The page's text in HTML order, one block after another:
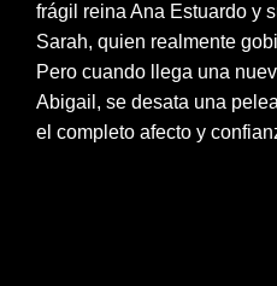
frágil reina Ana Estuardo y
Sarah, quien realmente
Pero cuando llega una
Abigail, se desata una
el completo afecto y